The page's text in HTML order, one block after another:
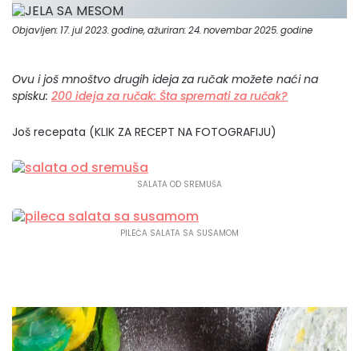
Objavljen: 17. jul 2023. godine, ažuriran: 24. novembar 2025. godine
Ovu i još mnoštvo drugih ideja za ručak možete naći na
spisku: 200 ideja za ručak: Šta spremati za ručak?
Još recepata (KLIK ZA RECEPT NA FOTOGRAFIJU)
SALATA OD SREMUŠA
PILEĆA SALATA SA SUSAMOM